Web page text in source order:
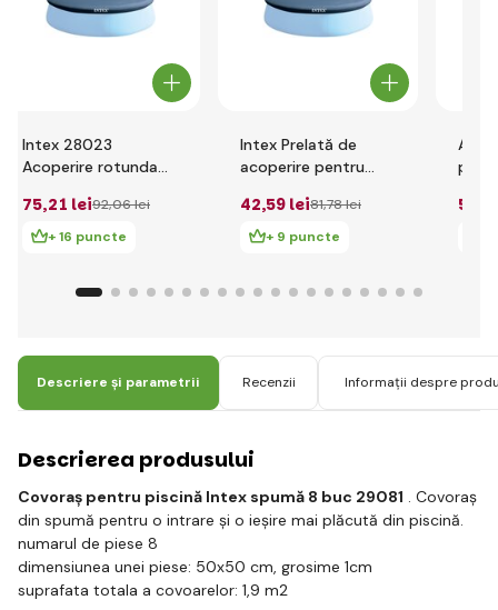
Intex 28023
Acoperire rotunda
diametrul de 457
cm
75,21 lei92,06 lei
+ 16 puncte
Intex Prelată de
acoperire pentru
diametru de 366 cm
42,59 lei81,78 lei
+ 9 puncte
55
Descriere și parametrii Recenzii Informații despre
Descrierea produsului
Covoraș pentru piscină Intex spumă 8 buc 29081 . Covoraș
din spumă pentru o intrare și o ieșire mai plăcută din piscină.
numarul de piese 8
dimensiunea unei piese: 50x50 cm, grosime 1cm
suprafata totala a covoarelor: 1,9 m2